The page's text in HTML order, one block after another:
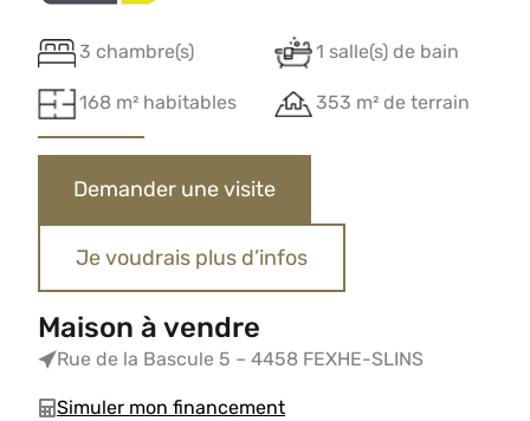
3 chambre(s) 1 salle(s) de bain
168 m² habitables 353 m² de terrain
Demander une visite
Je voudrais plus d’infos
Maison à vendre
Rue de la Bascule 5 – 4458 FEXHE-SLINS
Simuler mon financement